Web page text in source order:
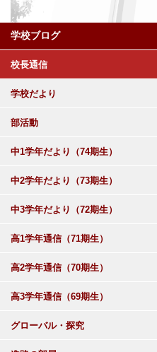
学校ブログ
校長通信
学校だより
部活動
中1学年だより（74期生）
中2学年だより（73期生）
中3学年だより（72期生）
高1学年通信（71期生）
高2学年通信（70期生）
高3学年通信（69期生）
グローバル・探究